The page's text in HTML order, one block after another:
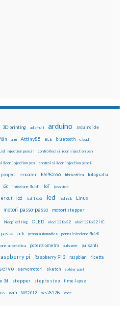
3D printing adafruit arduino arduino ide
arm Attiny85 BLE bluetooth cloud
injection pencil controlled silicon injection pen
injection pen control silicon injection pencil
project encoder ESP8266 fibra ottica fotografia
i2c iniezione fluidi IoT joystick
cut lcd lcd 16x2 led led rgb Linux
motori passo-passo motori stepper
Neopixel ring OLED oled 128x32 oled 128x32 IIC
passo pcb penna automatica penna iniezione fluidi
automatica potenziometro pulsante pulsanti
pi Raspberry Pi 3 raspbian ricetta
servo servomotori sketch solder past
3d stepper step to step time-lapse
wifi WS2812 ws2812B xbee